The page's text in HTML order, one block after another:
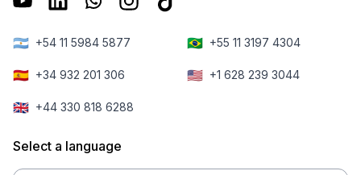
🇦🇷 +54 11 5984 5877 🇧🇷 +55 11 3197 4304
🇪🇸 +34 932 201 306 🇺🇸 +1 628 239 3044
🇬🇧 +44 330 818 6288
Select a language